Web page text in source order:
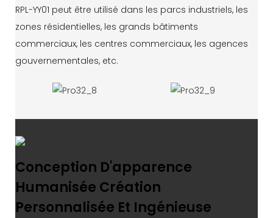
RPL-YY01 peut être utilisé dans les parcs industriels, les
zones résidentielles, les grands bâtiments
commerciaux, les centres commerciaux, les agences
gouvernementales, etc.
Conception D'apparence
Humanisée Création
Personnalisée Et Ingénieuse